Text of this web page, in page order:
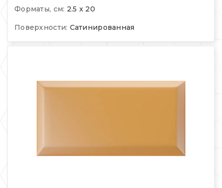
Форматы, см: 2.5 x 20
Поверхности: Сатинированная